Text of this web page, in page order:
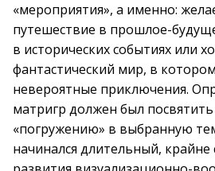
«мероприятия», а именно:
путешествие в прошлое-
в исторических событиях или
фантастический мир, в
невероятные приключения.
матригр должен был
«погружению» в выбранную
начинался длительный,